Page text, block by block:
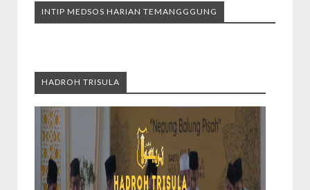
INTIP MEDSOS HARIAN TEMANGGGUNG
HADROH TRISULA